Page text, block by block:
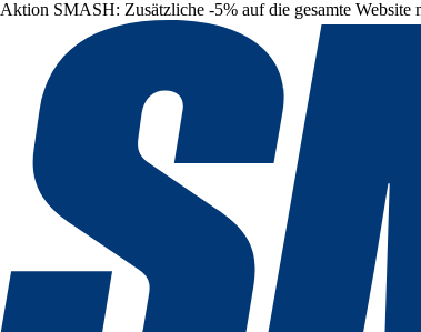
Aktion SMASH: Zusätzliche -5% auf die gesamte Website